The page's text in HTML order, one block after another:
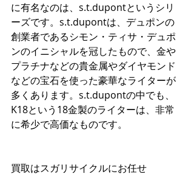
に有名なのは、s.t.dupontというシリ
ーズです。s.t.dupontは、デュポンの
創業者であるシモン・ティサ・デュポ
ンのイニシャルを冠したもので、金や
プラチナなどの貴金属やダイヤモンド
などの宝石を使った豪華なライターが
多くあります。s.t.dupontの中でも、
K18という18金製のライターは、非常
に希少で高価なものです。
買取はスガリサイクルにお任せ